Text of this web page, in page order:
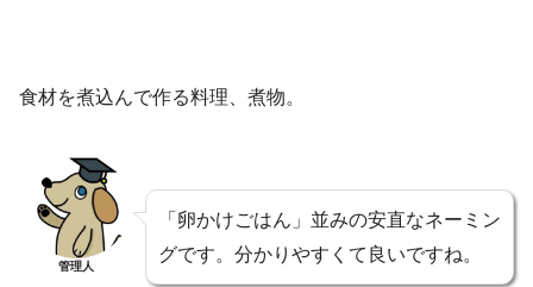
食材を煮込んで作る料理、煮物。
管理人
「卵かけごはん」並みの安直なネーミン
グです。分かりやすくて良いですね。